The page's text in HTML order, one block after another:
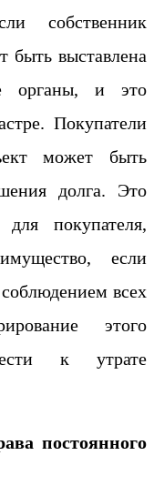
собственник
быть выставлена
органы, и это
Покупатели
может быть
долга. Это
для покупателя,
если
всех
этого
к утрате
постоянного